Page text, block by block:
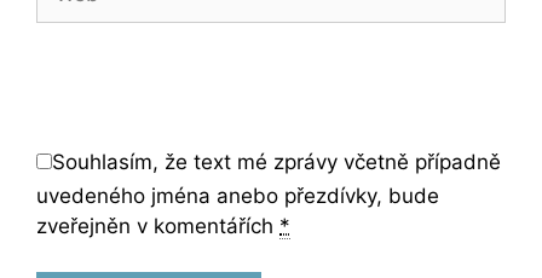
Souhlasím, že text mé zprávy včetně případně
uvedeného jména anebo přezdívky, bude
zveřejněn v komentářích *